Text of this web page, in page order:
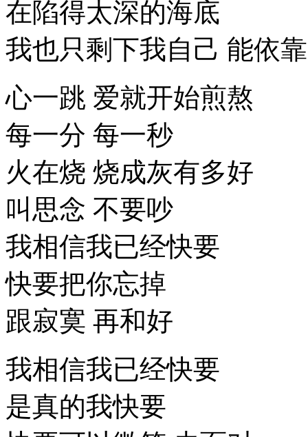
在陷得太深的海底
我也只剩下我自己 能依靠
心一跳 爱就开始煎熬
每一分 每一秒
火在烧 烧成灰有多好
叫思念 不要吵
我相信我已经快要
快要把你忘掉
跟寂寞 再和好
我相信我已经快要
是真的我快要